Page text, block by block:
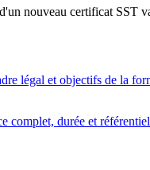
nouveau certificat SST
légal et objectifs de la
complet, durée et